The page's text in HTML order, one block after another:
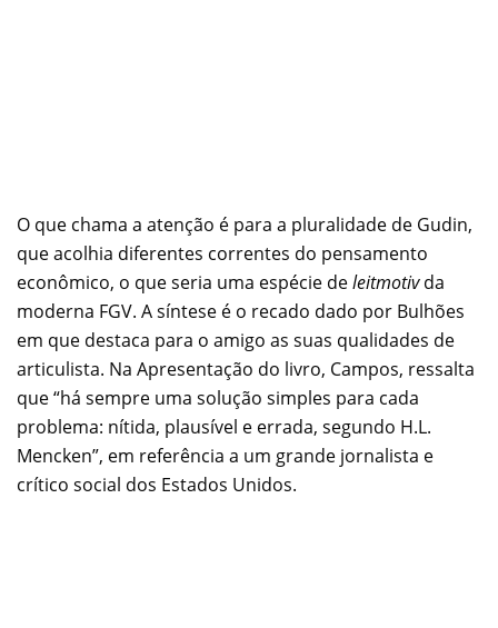
O que chama a atenção é para a pluralidade de Gudin,
que acolhia diferentes correntes do pensamento
econômico, o que seria uma espécie deleitmotivda
moderna FGV. A síntese é o recado dado por Bulhões
em que destaca para o amigo as suas qualidades de
articulista. Na Apresentação do livro, Campos, ressalta
que “há sempre uma solução simples para cada
problema: nítida, plausível e errada, segundo H.L.
Mencken”, em referência a um grande jornalista e
crítico social dos Estados Unidos.